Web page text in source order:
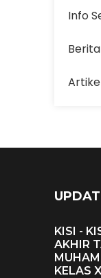
Info
Berita
KISI -
AKHIR
KELAS